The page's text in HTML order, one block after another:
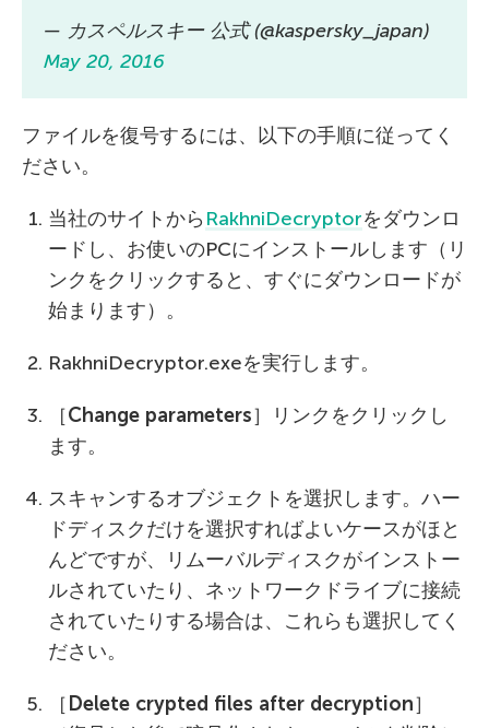
— カスペルスキー 公式 (@kaspersky_japan)
May 20, 2016
ファイルを復号するには、以下の手順に従ってく
ださい。
当社のサイトから RakhniDecryptorをダウンロ
ードし、お使いのPCにインストールします（リ
ンクをクリックすると、すぐにダウンロードが
始まります）。
RakhniDecryptor.exeを実行します。
［Change parameters］リンクをクリックし
ます。
スキャンするオブジェクトを選択します。ハー
ドディスクだけを選択すればよいケースがほと
んどですが、リムーバルディスクがインストー
ルされていたり、ネットワークドライブに接続
されていたりする場合は、これらも選択してく
ださい。
［ Delete crypted files after decryption］